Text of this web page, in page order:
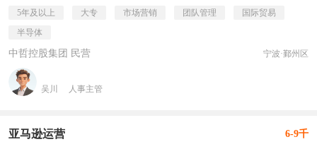
5年及以上 大专 市场营销 团队管理
国际贸易
半导体
中哲控股集团 民营 宁波·鄞州区
吴川 人事主管
亚马逊运营 6-9千